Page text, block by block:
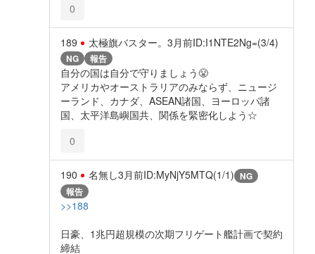
0
189 太極旗バスター。 3月前ID:I1NTE2Ng=(3/4)
NG 報告
自分の国は自分で守りましょう😤
アメリカやオーストラリアのみならず、ニュージ
ーランド、カナダ、ASEAN諸国、ヨーロッパ諸
国、太平洋島嶼国共、関係を緊密化しよう☆
0
190 名無し3月前ID:MyNjY5MTQ(1/1) NG
報告
>>188
日豪、1兆円超規模の次期フリゲート艦計画で契約
締結